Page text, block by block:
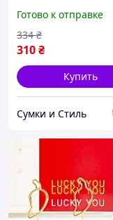
Leeseph 10шт золото
2*,5см 17
Готово к отправке
310₴
334 ₴
Купить
Сумки и Стиль